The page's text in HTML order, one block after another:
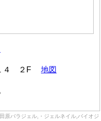
１４ ２F 地図
原パラジェル,・ジェルネイル,バイオジ